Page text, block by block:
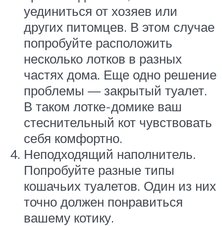
уединиться от хозяев или
других питомцев. В этом случае
попробуйте расположить
несколько лотков в разных
частях дома. Еще одно решение
проблемы — закрытый туалет.
В таком лотке-домике ваш
стеснительный кот чувствовать
себя комфортно.
Неподходящий наполнитель.
Попробуйте разные типы
кошачьих туалетов. Один из них
точно должен понравиться
вашему котику.